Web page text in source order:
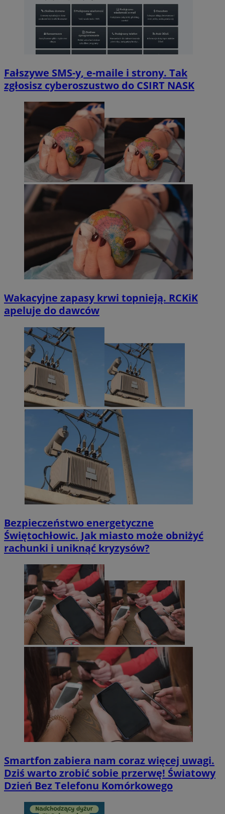
Fałszywe SMS-y, e-maile i strony. Tak
zgłosisz cyberoszustwo do CSIRT NASK
Wakacyjne zapasy krwi topnieją. RCKiK
apeluje do dawców
Bezpieczeństwo energetyczne
Świętochłowic. Jak miasto może obniżyć
rachunki i uniknąć kryzysów?
Smartfon zabiera nam coraz więcej uwagi.
Dziś warto zrobić sobie przerwę! Światowy
Dzień Bez Telefonu Komórkowego